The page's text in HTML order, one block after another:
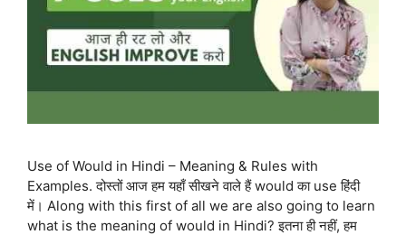
Use of Would in Hindi – Meaning & Rules with
Examples. दोस्तों आज हम यहाँ सीखने वाले हैं would का use हिंदी
में। Along with this first of all we are also going to learn
what is the meaning of would in Hindi? इतना ही नहीं, हम